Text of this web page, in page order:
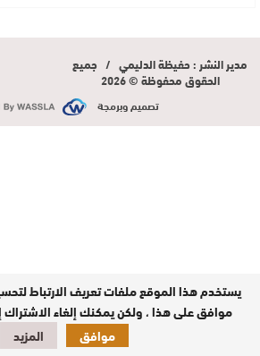
مدير النشر : حفيظة الدليمي / جميع
الحقوق محفوظة © 2026
تصميم وبرمجة
يستخدم هذا الموقع ملفات تعريف الارتباط
موافق على هذا ، ولكن يمكنك إلغاء
موافق
المزيد